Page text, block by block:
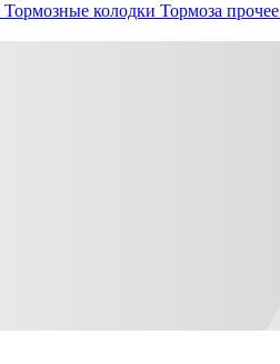
Тормозные колодки Тормоза прочее